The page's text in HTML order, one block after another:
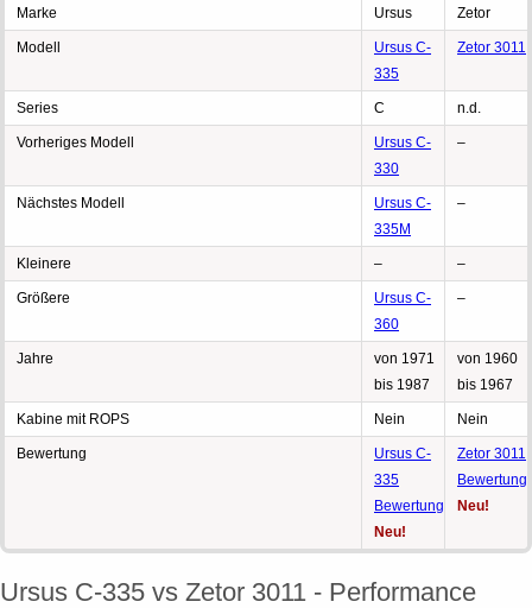
Marke Ursus Zetor
Modell
Ursus C-
335
Zetor 3011
Series C n.d.
Vorheriges Modell
Ursus C-
330
–
Nächstes Modell
Ursus C-
335M
–
Kleinere – –
Größere
Ursus C-
360
–
Jahre
von 1971
bis 1987
von 1960
bis 1967
Kabine mit ROPS Nein Nein
Bewertung
Ursus C-
335
Bewertung
Neu!
Zetor 3011
Bewertung
Neu!
Ursus C-335 vs Zetor 3011 - Performance